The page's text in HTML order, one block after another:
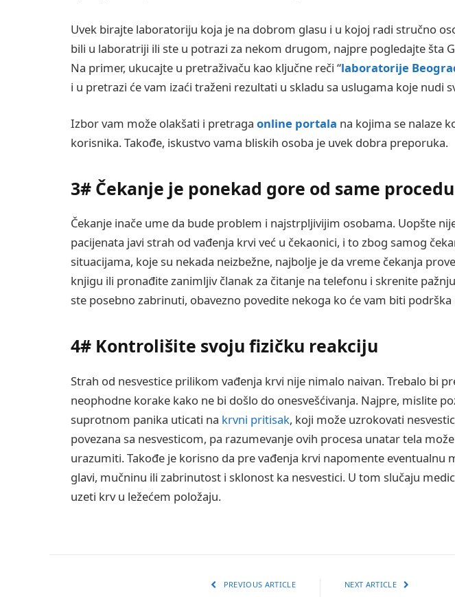
Uvek birajte laboratoriju koja je na dobrom glasu i u kojoj radi stručno
bili u laboratriji ili ste u potrazi za nekom drugom, najpre pogledajte šta
Na primer, ukucajte u pretraživaču kao ključne reči “laboratorije
i u pretrazi će vam izaći traženi rezultati u skladu sa uslugama koje nudi
Izbor vam može olakšati i pretraga online portala na kojima se nalaze
korisnika. Takođe, iskustvo vama bliskih osoba je uvek dobra preporuka.
3# Čekanje je ponekad gore od same
Čekanje inače ume da bude problem i najstrpljivijim osobama. Uopšte
pacijenata javi strah od vađenja krvi već u čekaonici, i to zbog samog
situacijama, koje su nekada neizbežne, najbolje je da vreme čekanja
knjigu ili pronađite zanimljiv članak za čitanje na telefonu i skrenite
ste posebno zabrinuti, obavezno povedite nekoga ko će vam biti
4# Kontrolišite svoju fizičku reakciju
Strah od nesvestice prilikom vađenja krvi nije nimalo naivan. Trebalo bi
neophodne korake kako ne bi došlo do onesvešćivanja. Najpre, mislite
suprotnom panika uticati na krvni pritisak, koji može uzrokovati
povezana sa nesvesticom, pa razumevanje ovih procesa unatar tela
urazumiti. Takođe je korisno da pre vađenja krvi napomente eventualnu
glavi, mučninu ili zabrinutost i sklonost ka nesvestici. U tom slučaju
uzeti krv u ležećem položaju.
PREVIOUS ARTICLE NEXT ARTICLE